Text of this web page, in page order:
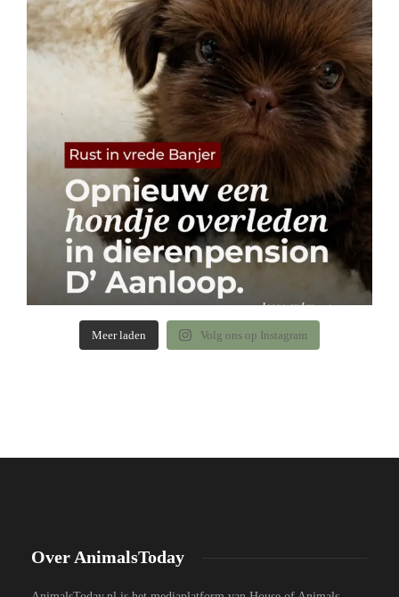
Meer laden Volg ons op Instagram
Over AnimalsToday